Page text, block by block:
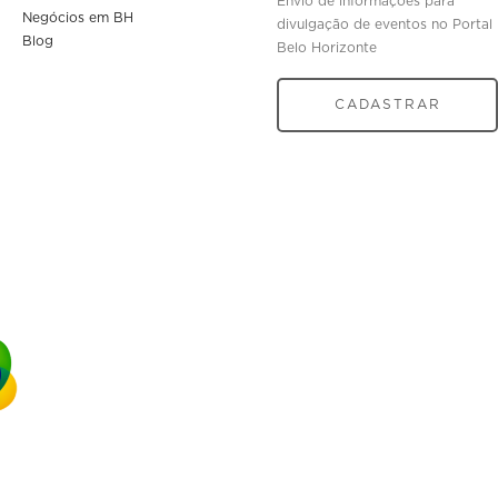
Negócios em BH
Blog
divulgação de eventos no Portal
Belo Horizonte
CADASTRAR